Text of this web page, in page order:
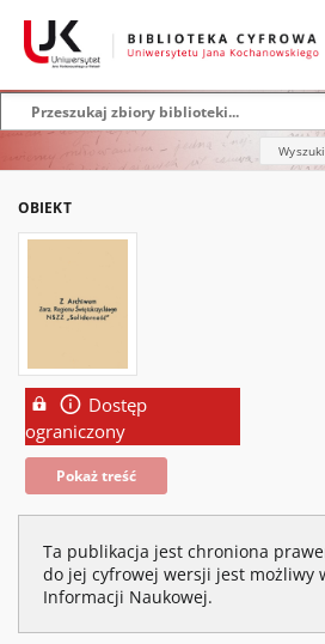
OBIEKT
Dostęp
ograniczony
Pokaż treść
Ta publikacja jest chroniona
do jej cyfrowej wersji jest możliwy
Informacji Naukowej.